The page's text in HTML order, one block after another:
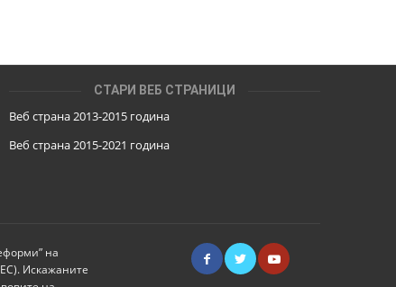
СТАРИ ВЕБ СТРАНИЦИ
Веб страна 2013-2015 година
Веб страна 2015-2021 година
на
Искажаните